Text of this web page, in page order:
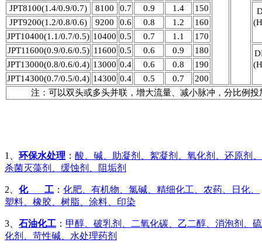
JPT8100(1.4/0.9/0.7)
8100 0.7 0.9 1.4 150
JPT9200(1.2/0.8/0.6) 9200 0.6 0.8 1.2
160
JPT10400(1.1/0.7/0.5) 10400 0.5 0.7 1.1
170
JPT11600(0.9/0.6/0.5) 11600 0.5 0.6 0.9 180
JPT13000(0.8/0.6/0.4) 13000 0.4 0.6 0.8
190
JPT14300(0.7/0.5/0.4) 14300 0.4 0.5 0.7
200
注：可以双头或多头并联，增大流量、减小脉冲，分比例投
1、 环保水处理 ： 酸、碱、助凝剂、絮凝剂、氧化剂、还原剂、
杀菌灭藻剂、缓蚀剂、阻垢剂
2、 化 工 ： 化肥、有机物、氯碱、精细化工、农药、日化、
塑料、橡胶、树脂、涂料、印染
3、 石油化工 ： 甲醇、破乳剂、二氧化碳、乙二醇、消泡剂、硫
化剂、苛性碱、水处理药剂